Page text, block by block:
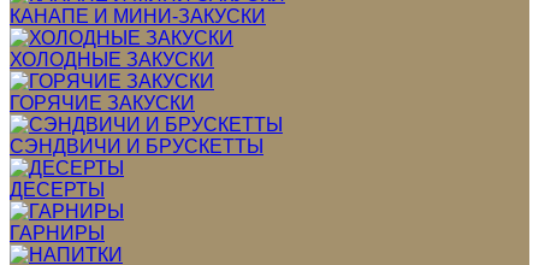
КАНАПЕ И МИНИ-ЗАКУСКИ
ХОЛОДНЫЕ ЗАКУСКИ
ГОРЯЧИЕ ЗАКУСКИ
СЭНДВИЧИ И БРУСКЕТТЫ
ДЕСЕРТЫ
ГАРНИРЫ